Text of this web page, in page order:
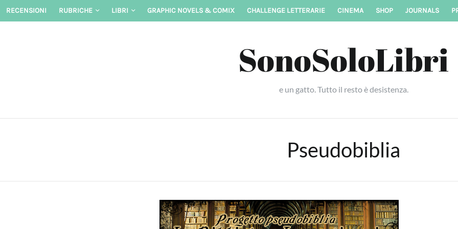
Skip
RECENSIONI RUBRICHE LIBRI GRAPHIC NOVELS & COMIX CHALLENGE LETTERARIE CINEMA SHOP JOURNALS
SonoSoloLibri
e un gatto. Tutto il resto è desistenza.
Pseudobiblia